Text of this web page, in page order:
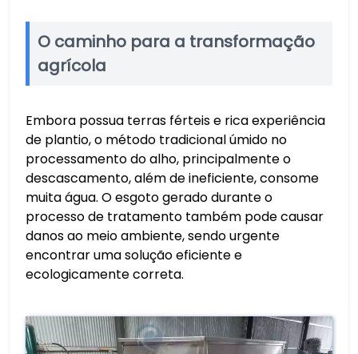
O caminho para a transformação
agrícola
Embora possua terras férteis e rica experiência
de plantio, o método tradicional úmido no
processamento do alho, principalmente o
descascamento, além de ineficiente, consome
muita água. O esgoto gerado durante o
processo de tratamento também pode causar
danos ao meio ambiente, sendo urgente
encontrar uma solução eficiente e
ecologicamente correta.